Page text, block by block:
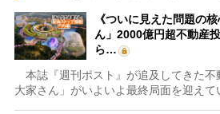
《ついに見えた問題の
ん」2000億円超不動産
ら…
本誌『週刊ポスト』が追及してきた不
大家さん」がいよいよ最終局面を迎え